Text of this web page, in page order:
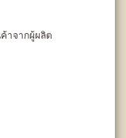
าจากผู้ผลิต